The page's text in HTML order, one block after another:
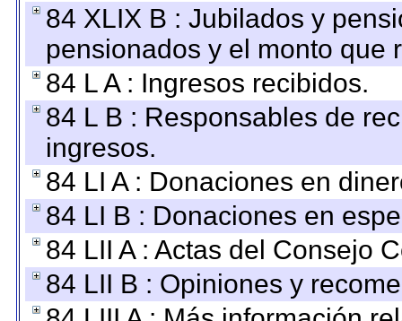
84 XLIX B : Jubilados y
pensionados y el monto que
84 L A : Ingresos recibidos.
84 L B : Responsables de
ingresos.
84 LI A : Donaciones en
84 LI B : Donaciones en
84 LII A : Actas del Consejo
84 LII B : Opiniones y